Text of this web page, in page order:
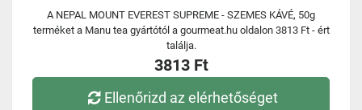
A NEPAL MOUNT EVEREST SUPREME - SZEMES KÁVÉ, 50g
terméket a Manu tea gyártótól a gourmeat.hu oldalon 3813 Ft - ért
találja.
3813 Ft
Ellenőrizd az elérhetőséget